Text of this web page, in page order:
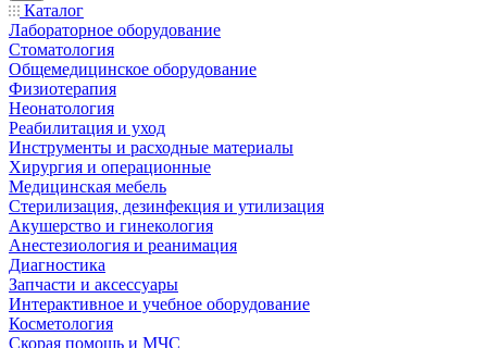
Каталог
Лабораторное оборудование
Стоматология
Общемедицинское оборудование
Физиотерапия
Неонатология
Реабилитация и уход
Инструменты и расходные материалы
Хирургия и операционные
Медицинская мебель
Стерилизация, дезинфекция и утилизация
Акушерство и гинекология
Анестезиология и реанимация
Диагностика
Запчасти и аксессуары
Интерактивное и учебное оборудование
Косметология
Скорая помощь и МЧС